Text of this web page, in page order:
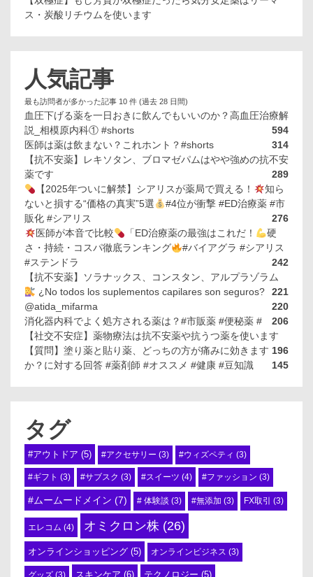
ス・炭酸リチウムを使います
人気記事
最も訪問者が多かった記事 10 件 (過去 28 日間)
血圧下げる薬を一日おきに飲んでもいいのか？高血圧治療解
説_相模原内科① #shorts
594
医師は薬は飲まない？これホント？#shorts
314
【抗不安薬】レキソタン、ブロマゼパムはやや強めの抗不安
薬です
289
【2025年ついに解禁】シアリスが薬局で買える！
知ら
ないと損する“価格の真実”5選
#4位が衝撃 #ED治療薬 #市
販化 #シアリス
276
医師が本音で比較
「ED治療薬の最強はこれだ！
硬
さ・持続・コスパ徹底ランキング
#バイアグラ #シアリス
#ステンドラ
242
【抗不安薬】ソラナックス、コンスタン、アルプラゾラム
221
¿No todos los suplementos capilares son seguros?
@atida_mifarma
220
消化器内科でよく処方される薬は？#市販薬 #便秘薬 #
206
【社交不安症】薬物療法は抗不安薬や抗うつ薬を使います
196
【質問】塗り薬と貼り薬、どっちの方が痛みに効きます
か？に対する回答 #薬剤師 #オススメ #健康 #豆知識
145
タグ
#アウトドア (5) #アクセサリー (3) #ウィズペティ (3)
#ギフト (3) #サブスク (3) #スイーツ (4) #ファッション (3)
#ムームードメイン (7) # 体験談 (3) #無添加 (3) FX取引 (3)
エレコム (4) オミクロン株 (26)
オンラインショッピング (5) オンラインビジネス (3)
グッズ (3) スキンケア (6) テクノロジー (5)